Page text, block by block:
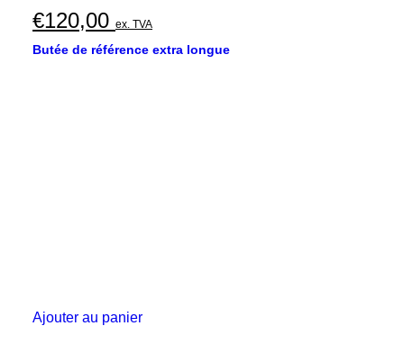
€120,00 ex. TVA
Butée de référence extra longue
Ajouter au panier